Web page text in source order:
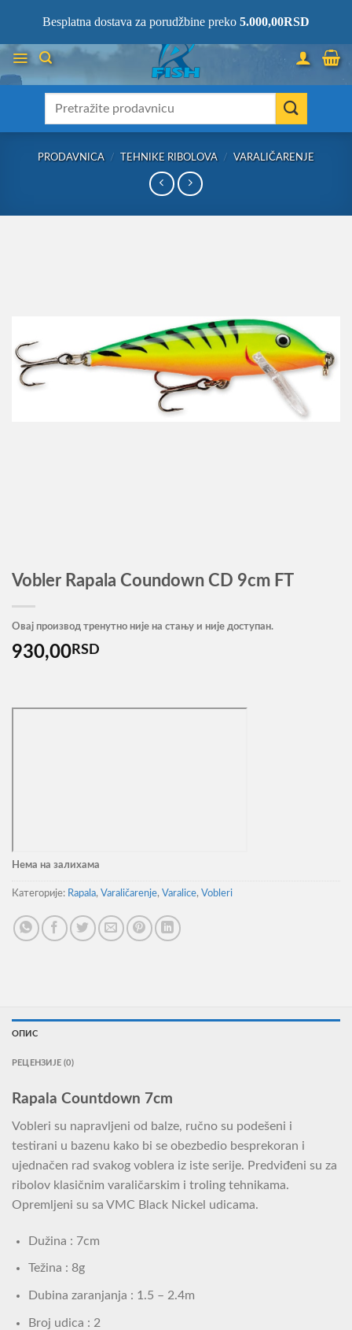
content
MESTU!
PRODAVNICA / TEHNIKE RIBOLOVA / VARALIČARENJE
Vobler Rapala Coundown CD 9cm FT
Овај производ тренутно није на стању и није доступан.
930,00RSD
Нема на залихама
Категорије: Rapala, Varaličarenje, Varalice, Vobleri
ОПИС
РЕЦЕНЗИЈЕ (0)
Rapala Countdown 7cm
Vobleri su napravljeni od balze, ručno su podešeni i
testirani u bazenu kako bi se obezbedio besprekoran i
ujednačen rad svakog voblera iz iste serije. Predviđeni su za
ribolov klasičnim varaličarskim i troling tehnikama.
Opremljeni su sa VMC Black Nickel udicama.
Dužina : 7cm
Težina : 8g
Dubina zaranjanja : 1.5 – 2.4m
Broj udica : 2
Besplatna dostava za porudžbine preko 5.000,00RSD